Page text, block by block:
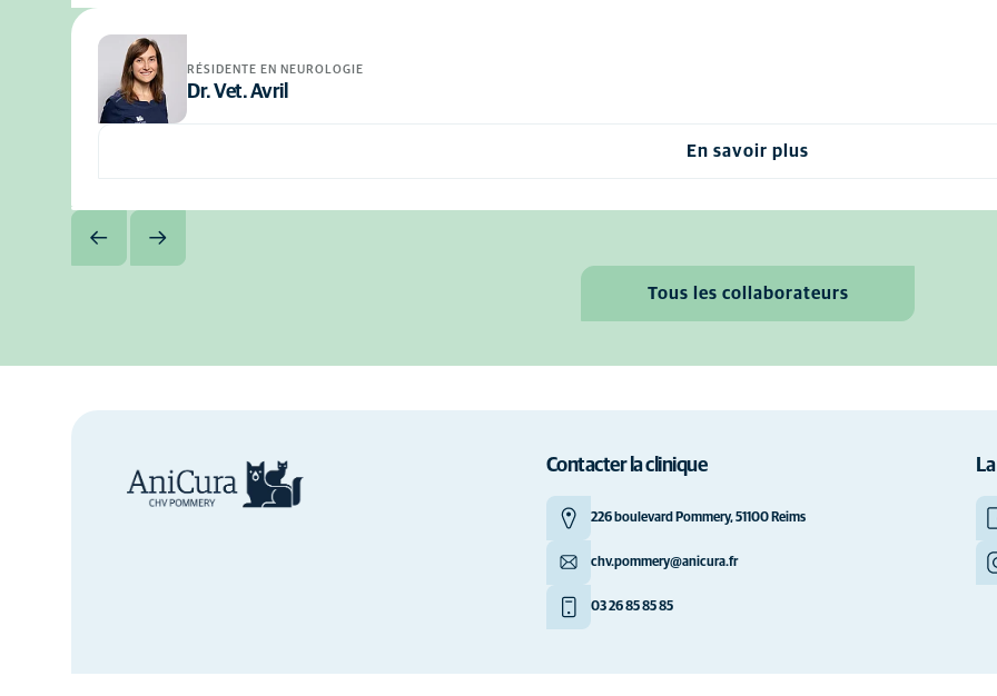
RÉSIDENTE EN NEUROLOGIE
Dr. Vet. Avril
En savoir plus
Tous les collaborateurs
Contacter la clinique
226 boulevard Pommery, 51100 Reims
chv.pommery@anicura.fr
03 26 85 85 85